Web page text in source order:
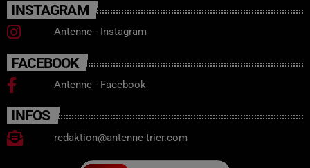
INSTAGRAM
Antenne - Instagram
FACEBOOK
Antenne - Facebook
INFOS
redaktion@antenne-trier.com